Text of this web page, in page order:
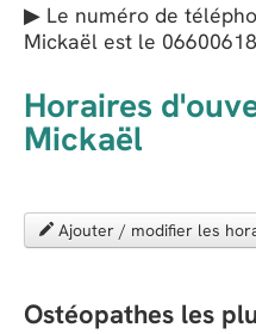
▶ Le numéro de
Mickaël est le
Horaires
Mickaël
Ajouter / modifier les
Ostéopathes les